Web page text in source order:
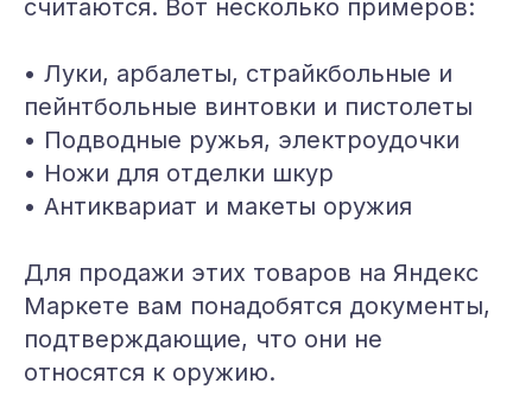
считаются. Вот несколько примеров:
• Луки, арбалеты, страйкбольные и
пейнтбольные винтовки и пистолеты
• Подводные ружья, электроудочки
• Ножи для отделки шкур
• Антиквариат и макеты оружия
Для продажи этих товаров на Яндекс
Маркете вам понадобятся документы,
подтверждающие, что они не
относятся к оружию.